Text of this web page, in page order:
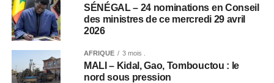
SÉNÉGAL – 24 nominations en Conseil
des ministres de ce mercredi 29 avril
2026
AFRIQUE 3 mois .
MALI – Kidal, Gao, Tombouctou : le
nord sous pression